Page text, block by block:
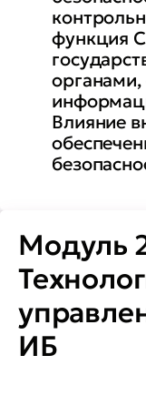
функция
Влияние
Модуль
ИБ